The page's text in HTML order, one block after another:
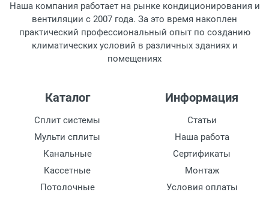
Рабочая температура окружающей среды, °C
-20 до 30
Макс. температура нагревательного элемента,
Наша компания работает на рынке кондиционирования и
вентиляции с 2007 года. За это время накоплен
практический профессиональный опыт по созданию
климатических условий в различных зданиях и
помещениях
Каталог
Сплит системы
Мульти сплиты
Канальные
Кассетные
Потолочные
Информация
Статьи
Наша работа
Сертификаты
Монтаж
Условия оплаты